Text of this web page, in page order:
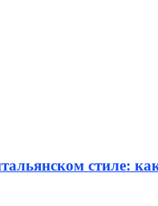
стиле: